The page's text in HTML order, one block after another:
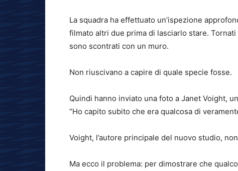
La squadra ha effettuato un’ispezione
filmato altri due prima di lasciarlo stare.
sono scontrati con un muro.
Non riuscivano a capire di quale specie fosse.
Quindi hanno inviato una foto a Janet Voight,
“Ho capito subito che era qualcosa di
Voight, l’autore principale del nuovo studio,
Ma ecco il problema: per dimostrare che